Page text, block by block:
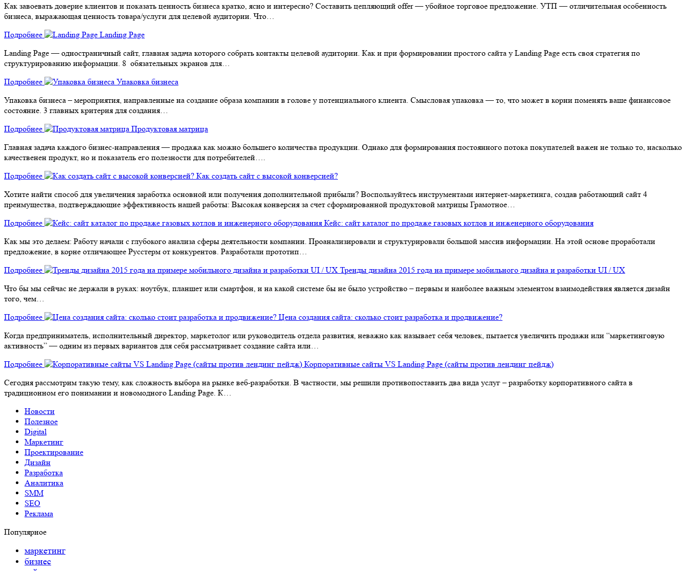
Как завоевать доверие клиентов и показать ценность бизнеса кратко, ясно и интересно? Составить цепляющий offer — убойное торговое предложение. УТП — отличительная особенность
бизнеса, выражающая ценность товара/услуги для целевой аудитории. Что…
Подробнее
Landing Page
Landing Page — одностраничный сайт, главная задача которого собрать контакты целевой аудитории. Как и при формировании простого сайта у Landing Page есть своя стратегия по
структурированию информации. 8 обязательных экранов для…
Подробнее
Упаковка бизнеса
Упаковка бизнеса – мероприятия, направленные на создание образа компании в голове у потенциального клиента. Смысловая упаковка — то, что может в корни поменять ваше финансовое
состояние. 3 главных критерия для создания…
Подробнее
Продуктовая матрица
Главная задача каждого бизнес-направления — продажа как можно большего количества продукции. Однако для формирования постоянного потока покупателей важен не только то, насколько
качественен продукт, но и показатель его полезности для потребителей….
Подробнее
Как создать сайт с высокой конверсией?
Хотите найти способ для увеличения заработка основной или получения дополнительной прибыли? Воспользуйтесь инструментами интернет-маркетинга, создав работающий сайт 4
преимущества, подтверждающие эффективность нашей работы: Высокая конверсия за счет сформированной продуктовой матрицы Грамотное…
Подробнее
Кейс: сайт каталог по продаже газовых котлов и инженерного оборудования
Как мы это делаем: Работу начали с глубокого анализа сферы деятельности компании. Проанализировали и структурировали большой массив информации. На этой основе проработали
предложение, в корне отличающее Русстерм от конкурентов. Разработали прототип…
Подробнее
Тренды дизайна 2015 года на примере мобильного дизайна и разработки UI / UX
Что бы мы сейчас не держали в руках: ноутбук, планшет или смартфон, и на какой системе бы не было устройство – первым и наиболее важным элементом взаимодействия является дизайн
того, чем…
Подробнее
Цена создания сайта: сколько стоит разработка и продвижение?
Когда предприниматель, исполнительный директор, маркетолог или руководитель отдела развития, неважно как называет себя человек, пытается увеличить продажи или “маркетинговую
активность” — одним из первых вариантов для себя рассматривает создание сайта или…
Подробнее
Корпоративные сайты VS Landing Page (сайты против лендинг пейдж)
Сегодня рассмотрим такую тему, как сложность выбора на рынке веб-разработки. В частности, мы решили противопоставить два вида услуг – разработку корпоративного сайта в
традиционном его понимании и новомодного Landing Page. К…
Новости
Полезное
Digital
Маркетинг
Проектирование
Дизайн
Разработка
Аналитика
SMM
SEO
Реклама
Популярное
маркетинг
бизнес